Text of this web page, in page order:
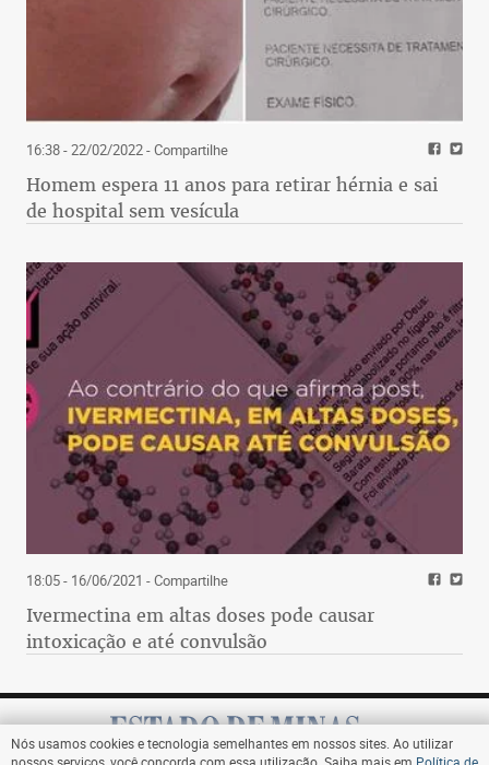
16:38 - 22/02/2022- Compartilhe
Homem espera 11 anos para retirar hérnia e sai
de hospital sem vesícula
18:05 - 16/06/2021 - Compartilhe
Ivermectina em altas doses pode causar
intoxicação e até convulsão
Nós usamos cookies e tecnologia semelhantes em nossos sites. Ao utilizar